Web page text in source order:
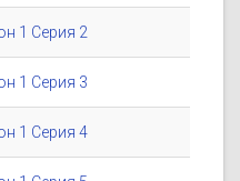
1 Серия 2
1 Серия 3
1 Серия 4